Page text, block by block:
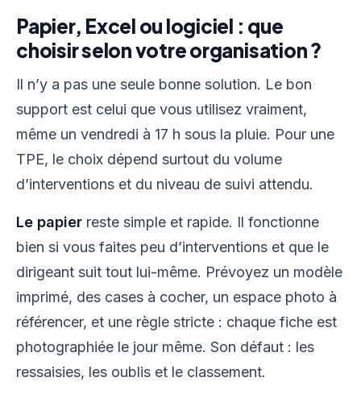
Papier, Excel ou logiciel : que
choisir selon votre organisation ?
Il n’y a pas une seule bonne solution. Le bon
support est celui que vous utilisez vraiment,
même un vendredi à 17 h sous la pluie. Pour une
TPE, le choix dépend surtout du volume
d’interventions et du niveau de suivi attendu.
Le papier reste simple et rapide. Il fonctionne
bien si vous faites peu d’interventions et que le
dirigeant suit tout lui-même. Prévoyez un modèle
imprimé, des cases à cocher, un espace photo à
référencer, et une règle stricte : chaque fiche est
photographiée le jour même. Son défaut : les
ressaisies, les oublis et le classement.